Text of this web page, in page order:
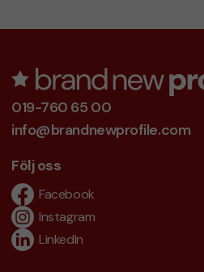
019-760 65 00
info@brandnewprofile.com
Följ oss
Facebook
Instagram
LinkedIn